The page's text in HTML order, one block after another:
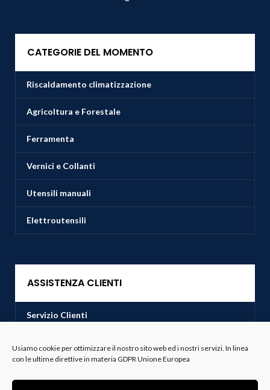
Usiamo cookie per ottimizzare il nostro sito web ed i nostri servizi. In linea
con le ultime direttive in materia GDPR Unione Europea
CATEGORIE DEL MOMENTO
Riscaldamento climatizzazione
Agricoltura e Forestale
Ferramenta
Vernici e Collanti
Utensili manuali
Elettroutensili
ASSISTENZA CLIENTI
Servizio Clienti